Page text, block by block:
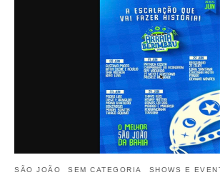
SÃO JOÃO SEM CATEGORIA SHOWS E